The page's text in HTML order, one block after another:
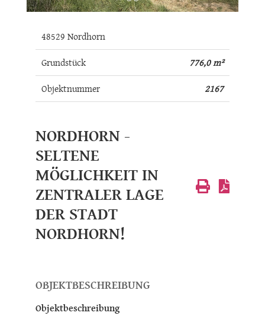
48529 Nordhorn
Grundstück
776,0 m²
Objektnummer
2167
NORDHORN -
SELTENE
MÖGLICHKEIT IN
ZENTRALER LAGE
DER STADT
NORDHORN!
OBJEKTBESCHREIBUNG
Objektbeschreibung